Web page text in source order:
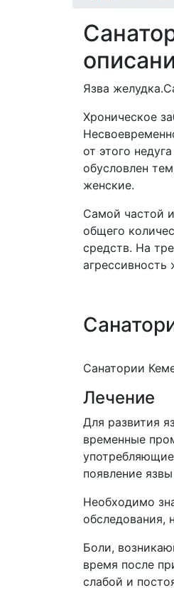
Язва
Хроническое
от этого
обусловлен
женские.
Самой частой
общего
средств. На
агрессивность
Санатории
Лечение
Для развития
временные
появление
Необходимо
обследования,
Боли,
время после
слабой и